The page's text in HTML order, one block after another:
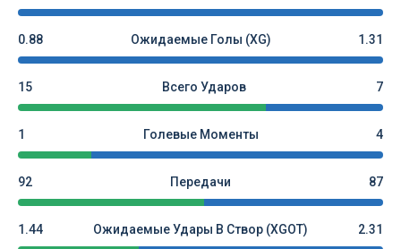
0.88 Ожидаемые Голы (xG) 1.31
15 Всего Ударов 7
1 Голевые Моменты 4
92 Передачи 87
1.44 Ожидаемые Удары В Створ (xGOT) 2.31